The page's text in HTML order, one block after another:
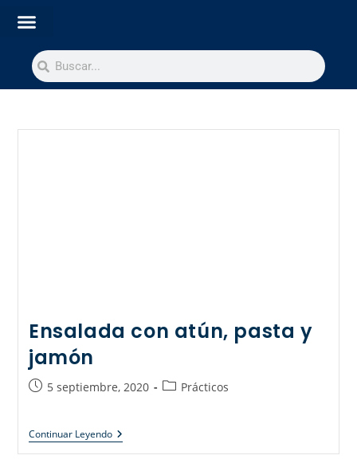
Ensalada con atún, pasta y
jamón
5 septiembre, 2020 Prácticos
Continuar Leyendo